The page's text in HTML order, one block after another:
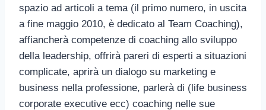
spazio ad articoli a tema (il primo numero, in uscita
a fine maggio 2010, è dedicato al Team Coaching),
affiancherà competenze di coaching allo sviluppo
della leadership, offrirà pareri di esperti a situazioni
complicate, aprirà un dialogo su marketing e
business nella professione, parlerà di (life business
corporate executive ecc) coaching nelle sue